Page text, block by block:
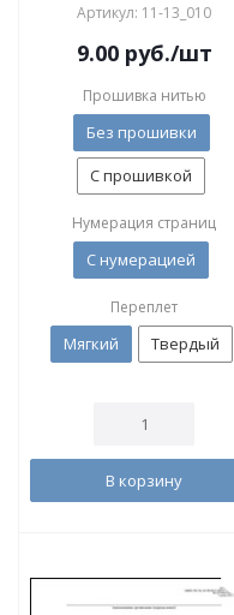
Артикул: 11-13_010
9.00руб./шт
Прошивка нитью
Без прошивки
С прошивкой
Нумерация страниц
С нумерацией
Переплет
Мягкий Твердый
В корзину